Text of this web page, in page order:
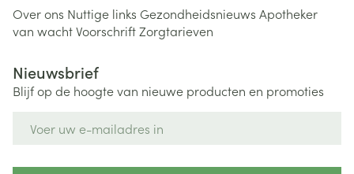
Over ons Nuttige links Gezondheidsnieuws Apotheker
van wachtVoorschriftZorgtarieven
Nieuwsbrief
Blijf op de hoogte van nieuwe producten en promoties